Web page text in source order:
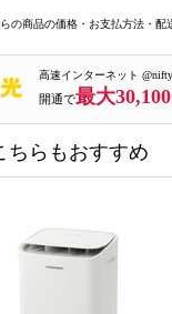
の商品の価格・お支払方法・配
高速インターネット
開通で最大
ちらもおすすめ